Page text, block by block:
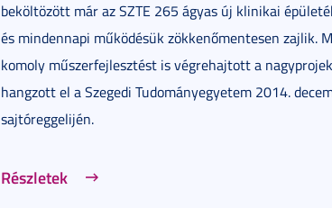
beköltözött már az SZTE 265 ágyas új klinikai
és mindennapi működésük zökkenőmentesen zajlik.
komoly műszerfejlesztést is végrehajtott a
hangzott el a Szegedi Tudományegyetem 2014.
sajtóreggelijén.
Részletek